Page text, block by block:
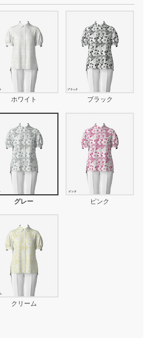
ホワイト ブラック
グレー ピンク
クリーム